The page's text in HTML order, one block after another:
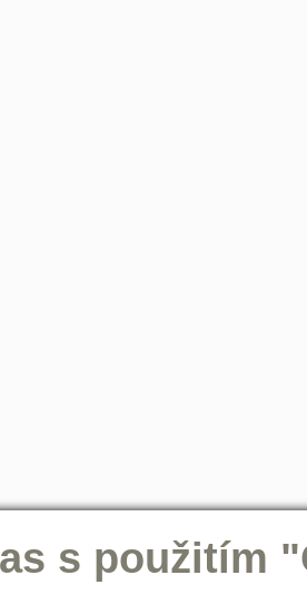
s použitím